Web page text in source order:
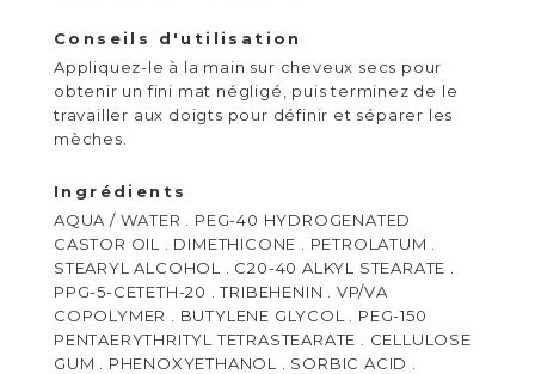
Conseils d'utilisation
Appliquez-le à la main sur cheveux secs pour
obtenir un fini mat négligé, puis terminez de le
travailler aux doigts pour définir et séparer les
mèches.
Ingrédients
AQUA / WATER . PEG-40 HYDROGENATED
CASTOR OIL . DIMETHICONE . PETROLATUM .
STEARYL ALCOHOL . C20-40 ALKYL STEARATE .
PPG-5-CETETH-20 . TRIBEHENIN . VP/VA
COPOLYMER . BUTYLENE GLYCOL . PEG-150
PENTAERYTHRITYL TETRASTEARATE . CELLULOSE
GUM . PHENOXYETHANOL . SORBIC ACID .